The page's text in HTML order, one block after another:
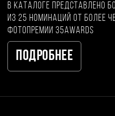
В каталоге представлено
из 25 номинаций от более
фотопремии 35AWARDS
Подробнее